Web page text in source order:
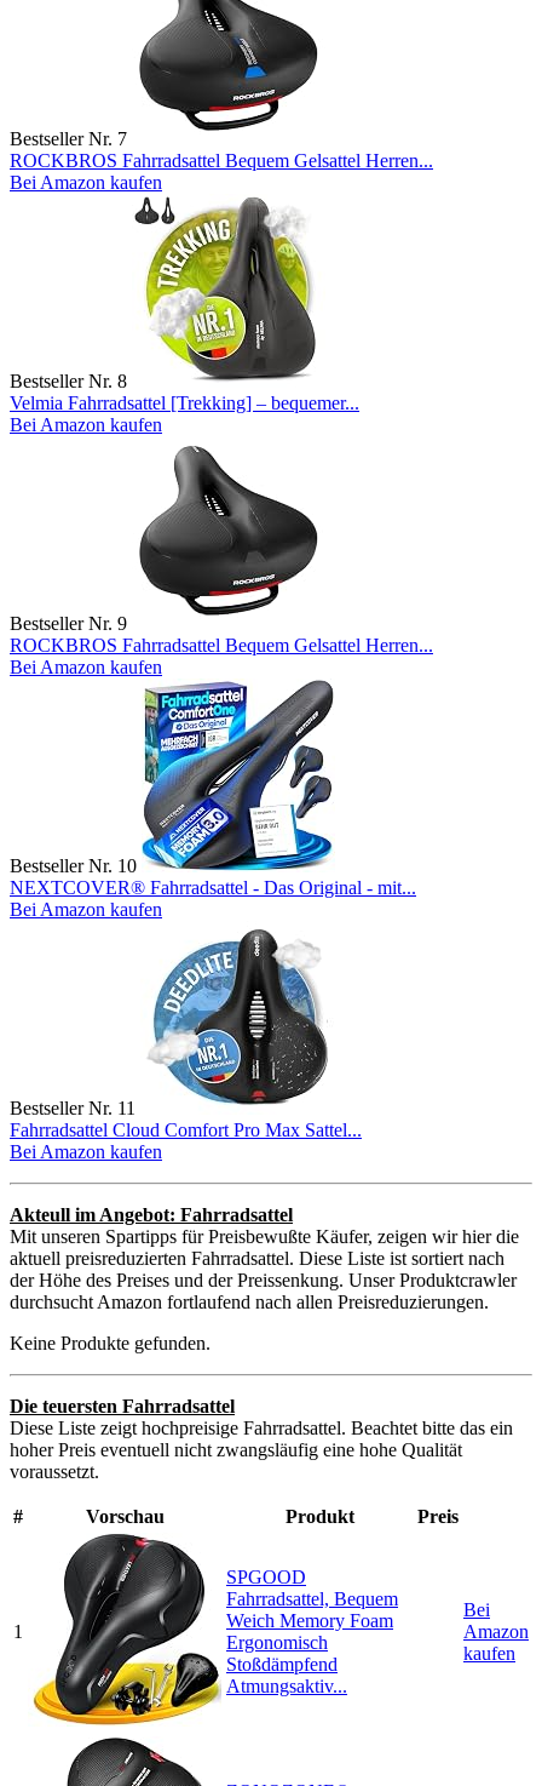
Bestseller Nr. 7
ROCKBROS Fahrradsattel Bequem Gelsattel Herren...
Bei Amazon kaufen
Bestseller Nr. 8
Velmia Fahrradsattel [Trekking] – bequemer...
Bei Amazon kaufen
Bestseller Nr. 9
ROCKBROS Fahrradsattel Bequem Gelsattel Herren...
Bei Amazon kaufen
Bestseller Nr. 10
NEXTCOVER® Fahrradsattel - Das Original - mit...
Bei Amazon kaufen
Bestseller Nr. 11
Fahrradsattel Cloud Comfort Pro Max Sattel...
Bei Amazon kaufen
Akteull im Angebot: Fahrradsattel
Mit unseren Spartipps für Preisbewußte Käufer, zeigen wir hier die
aktuell preisreduzierten Fahrradsattel. Diese Liste ist sortiert nach
der Höhe des Preises und der Preissenkung. Unser Produktcrawler
durchsucht Amazon fortlaufend nach allen Preisreduzierungen.
Keine Produkte gefunden.
Die teuersten Fahrradsattel
Diese Liste zeigt hochpreisige Fahrradsattel. Beachtet bitte das ein
hoher Preis eventuell nicht zwangsläufig eine hohe Qualität
voraussetzt.
# Vorschau Produkt Preis
1
SPGOOD
Fahrradsattel, Bequem
Weich Memory Foam
Ergonomisch
Stoßdämpfend
Atmungsaktiv...
Bei
Amazon
kaufen